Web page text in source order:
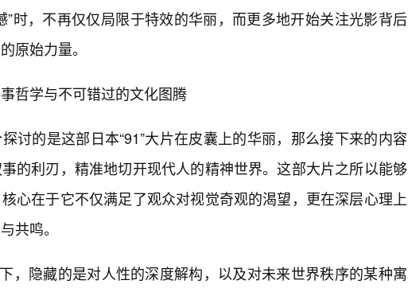
”时，不再仅仅局限于特效的华丽，而更多地开始关注光影背后
原始力量。
哲学与不可错过的文化图腾
讨的是这部日本“91”大片在皮囊上的华丽，那么接下来的内容
的利刃，精准地切开现代人的精神世界。这部大片之所以能够
心在于它不仅满足了观众对视觉奇观的渴望，更在深层心理上
共鸣。
，隐藏的是对人性的深度解构，以及对未来世界秩序的某种寓